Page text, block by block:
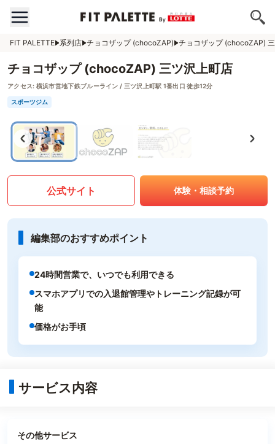
FIT PALETTE 系列店 チョコザップ (chocoZAP) チョコザップ (chocoZAP)
チョコザップ (chocoZAP) 三ツ沢上町店
アクセス: 横浜市営地下鉄ブルーライン / 三ツ沢上町駅 1番出口 徒歩12分
スポーツジム
公式サイト 体験・相談予約
編集部のおすすめポイント
24時間営業で、いつでも利用できる
スマホアプリでの入退館管理やトレーニング記録が可
能
価格がお手頃
サービス内容
その他サービス